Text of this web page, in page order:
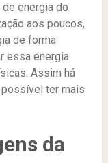
energia do
aos poucos,
de forma
essa energia
Assim há
possível ter mais
da